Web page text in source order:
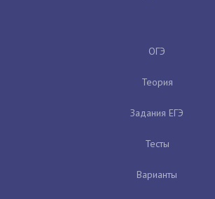
ОГЭ
Теория
Задания ЕГЭ
Тесты
Варианты